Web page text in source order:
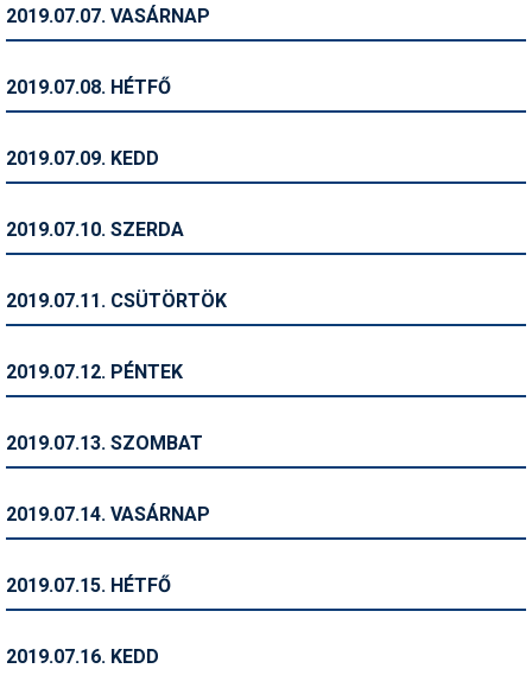
Munkavállalás
Pályázatok
Portálinfo
Síbérletárak
Síbörze
Sífelszerelés
Sífutás
Símánia
Síoktatás
2019.07.07. VASÁRNAP
2019.07.08. HÉTFŐ
2019.07.09. KEDD
2019.07.10. SZERDA
2019.07.11. CSÜTÖRTÖK
2019.07.12. PÉNTEK
2019.07.13. SZOMBAT
2019.07.14. VASÁRNAP
2019.07.15. HÉTFŐ
2019.07.16. KEDD